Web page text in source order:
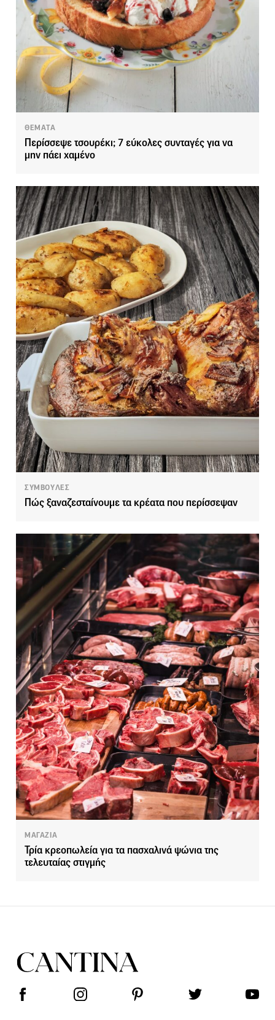
ΘΕΜΑΤΑ
Περίσσεψε τσουρέκι; 7 εύκολες συνταγές για να
μην πάει χαμένο
ΣΥΜΒΟΥΛΕΣ
Πώς ξαναζεσταίνουμε τα κρέατα που περίσσεψαν
ΜΑΓΑΖΙΑ
Τρία κρεοπωλεία για τα πασχαλινά ψώνια της
τελευταίας στιγμής